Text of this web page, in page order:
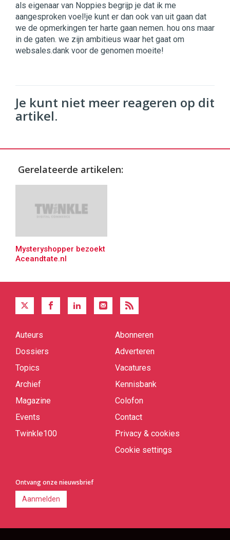
als eigenaar van Noppies begrijp je dat ik me
aangesproken voel!je kunt er dan ook van uit gaan dat
we de opmerkingen ter harte gaan nemen. hou ons maar
in de gaten. we zijn ambitieus waar het gaat om
websales.dank voor de genomen moeite!
Je kunt niet meer reageren op dit
artikel.
Gerelateerde artikelen:
Mysteryshopper bezoekt
Aceandtate.nl
Quick
Auteurs
Dossiers
Topics
Archief
Magazine
Events
Twinkle100
Abonneren
Adverteren
Vacatures
Kennisbank
Colofon
Contact
Privacy & cookies
Cookie settings
Ontvang onze nieuwsbrief
Aanmelden